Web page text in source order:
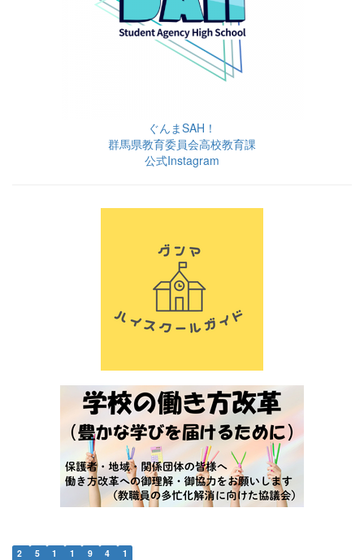
ぐんまSAH！
群馬県教育委員会高校教育課
公式Instagram
2 5 1 1 9 4 1